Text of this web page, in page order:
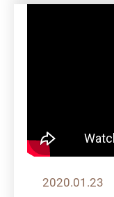
2020.01.23